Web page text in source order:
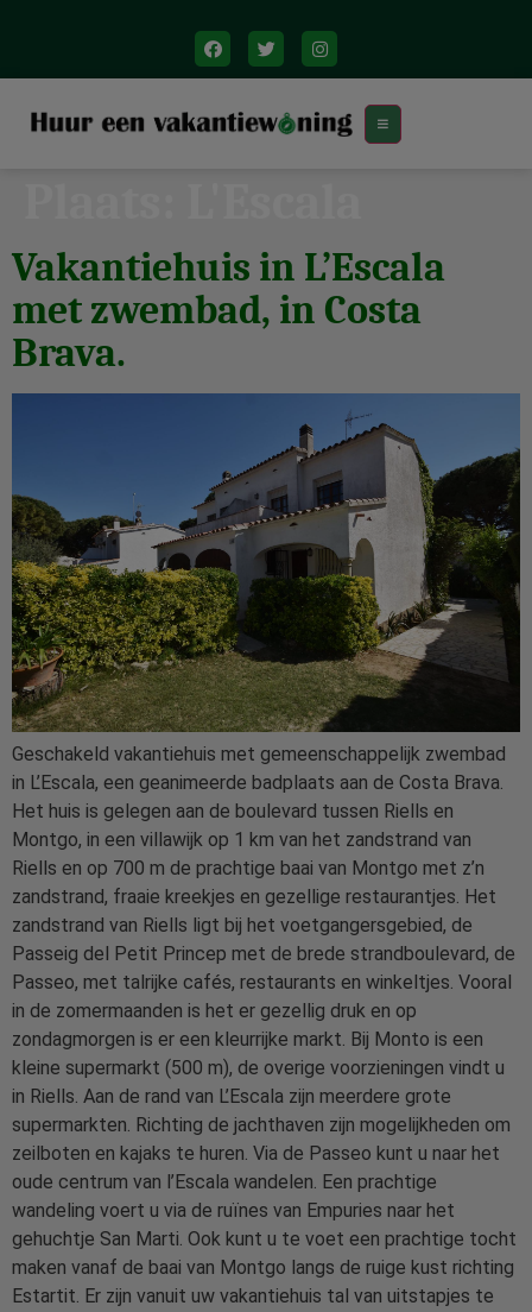
Vakantiehuis in L’Escala
met zwembad, in Costa
Brava.
Geschakeld vakantiehuis met gemeenschappelijk zwembad
in L’Escala, een geanimeerde badplaats aan de Costa Brava.
Het huis is gelegen aan de boulevard tussen Riells en
Montgo, in een villawijk op 1 km van het zandstrand van
Riells en op 700 m de prachtige baai van Montgo met z’n
zandstrand, fraaie kreekjes en gezellige restaurantjes. Het
zandstrand van Riells ligt bij het voetgangersgebied, de
Passeig del Petit Princep met de brede strandboulevard, de
Passeo, met talrijke cafés, restaurants en winkeltjes. Vooral
in de zomermaanden is het er gezellig druk en op
zondagmorgen is er een kleurrijke markt. Bij Monto is een
kleine supermarkt (500 m), de overige voorzieningen vindt u
in Riells. Aan de rand van L’Escala zijn meerdere grote
supermarkten. Richting de jachthaven zijn mogelijkheden om
zeilboten en kajaks te huren. Via de Passeo kunt u naar het
oude centrum van l’Escala wandelen. Een prachtige
wandeling voert u via de ruïnes van Empuries naar het
gehuchtje San Marti. Ook kunt u te voet een prachtige tocht
maken vanaf de baai van Montgo langs de ruige kust richting
Estartit. Er zijn vanuit uw vakantiehuis tal van uitstapjes te